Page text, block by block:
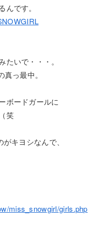
です。
いで・・・。
っ最中。
ボードガールに
笑
キヨシなんで、
miss_snowgirl/girls.php